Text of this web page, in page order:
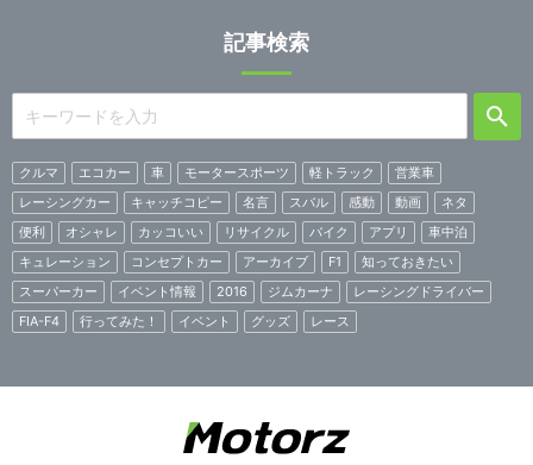
記事検索
クルマ エコカー 車 モータースポーツ 軽トラック
営業車
レーシングカー
キャッチコピー 名言 スバル 感動 動画
ネタ
便利
オシャレ カッコいい リサイクル バイク アプリ
車中泊
キュレーション
コンセプトカー アーカイブ F1
知っておきたい
スーパーカー
イベント情報 2016 ジムカーナ
レーシングドライバー
FIA-F4
行ってみた！ イベント グッズ レース